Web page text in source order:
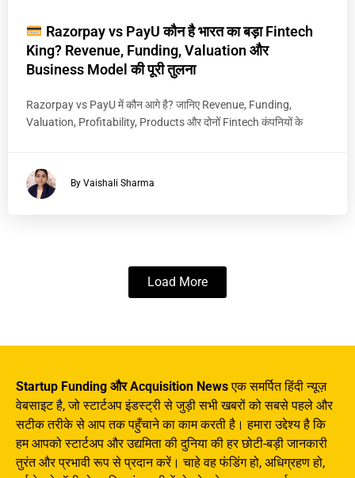
Razorpay vs PayU कौन है भारत का बड़ा Fintech
King? Revenue, Funding, Valuation और
Business Model की पूरी तुलना
Razorpay vs PayU में कौन आगे है? जानिए Revenue, Funding,
Valuation, Profitability, Products और दोनों Fintech कंपनियों के
By Vaishali Sharma
Load More
Startup Funding और Acquisition Newsएक समर्पित हिंदी न्यूज़
वेबसाइट है, जो स्टार्टअप इंडस्ट्री से जुड़ी सभी खबरों को सबसे पहले और
सटीक तरीके से आप तक पहुँचाने का काम करती है। हमारा उद्देश्य है कि
हम आपको स्टार्टअप और उद्यमिता की दुनिया की हर छोटी-बड़ी जानकारी
तुरंत और प्रभावी रूप से प्रदान करें। चाहे वह फंडिंग हो, अधिग्रहण हो,